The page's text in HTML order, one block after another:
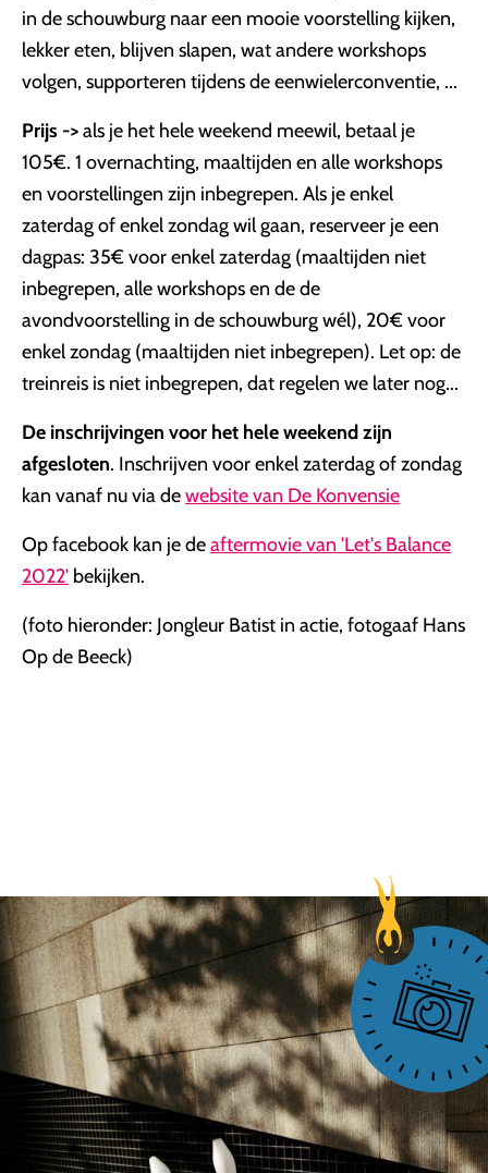
in de schouwburg naar een mooie voorstelling kijken,
lekker eten, blijven slapen, wat andere workshops
volgen, supporteren tijdens de eenwielerconventie, ...
Prijs ->als je het hele weekend meewil, betaal je
105€. 1 overnachting, maaltijden en alle workshops
en voorstellingen zijn inbegrepen. Als je enkel
zaterdag of enkel zondag wil gaan, reserveer je een
dagpas: 35€ voor enkel zaterdag (maaltijden niet
inbegrepen, alle workshops en de de
avondvoorstelling in de schouwburg wél), 20€ voor
enkel zondag (maaltijden niet inbegrepen). Let op: de
treinreis is niet inbegrepen, dat regelen we later nog...
De inschrijvingen voor het hele weekend zijn
afgesloten. Inschrijven voor enkel zaterdag of zondag
kan vanaf nu via dewebsite van De Konvensie
Op facebook kan je deaftermovie van 'Let's Balance
2022' bekijken.
(foto hieronder: Jongleur Batist in actie, fotogaaf Hans
Op de Beeck)